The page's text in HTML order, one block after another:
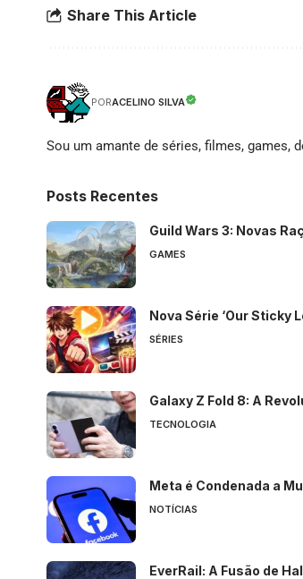
Share This Article
PORACELINO SILVA
Sou um amante de séries, filmes, games,
Posts Recentes
Guild Wars 3: Novas
GAMES
Nova Série ‘Our Sticky
SÉRIES
Galaxy Z Fold 8: A
TECNOLOGIA
Meta é Condenada a
NOTÍCIAS
EverRail: A Fusão de